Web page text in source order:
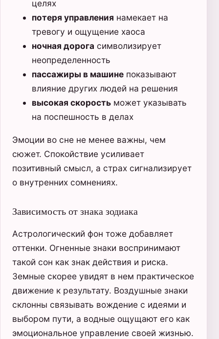
целях
потеря управления намекает на
тревогу и ощущение хаоса
ночная дорога символизирует
неопределенность
пассажиры в машине показывают
влияние других людей на решения
высокая скорость может указывать
на поспешность в делах
Эмоции во сне не менее важны, чем
сюжет. Спокойствие усиливает
позитивный смысл, а страх сигнализирует
о внутренних сомнениях.
Зависимость от знака зодиака
Астрологический фон тоже добавляет
оттенки. Огненные знаки воспринимают
такой сон как знак действия и риска.
Земные скорее увидят в нем практическое
движение к результату. Воздушные знаки
склонны связывать вождение с идеями и
выбором пути, а водные ощущают его как
эмоциональное управление своей жизнью.